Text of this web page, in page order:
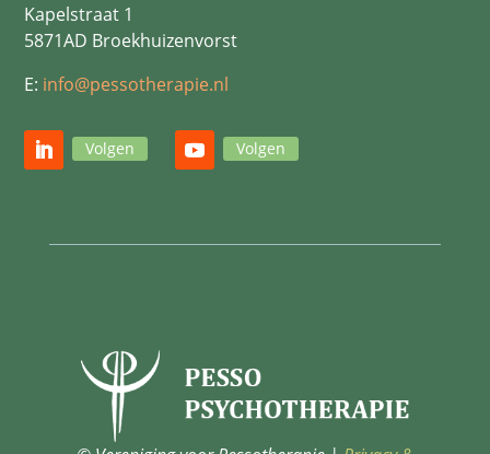
Kapelstraat 1
5871AD Broekhuizenvorst
E: info@pessotherapie.nl
Volgen Volgen